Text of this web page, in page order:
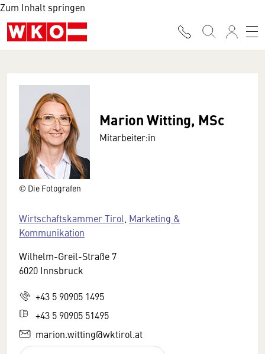
Zum Inhalt springen
© Die Fotografen
Marion Witting, MSc
Mitarbeiter:in
Wirtschaftskammer Tirol Marketing &
Kommunikation
Wilhelm-Greil-Straße 7
6020 Innsbruck
+43 5 90905 1495
+43 5 90905 51495
marion.witting@wktirol.at